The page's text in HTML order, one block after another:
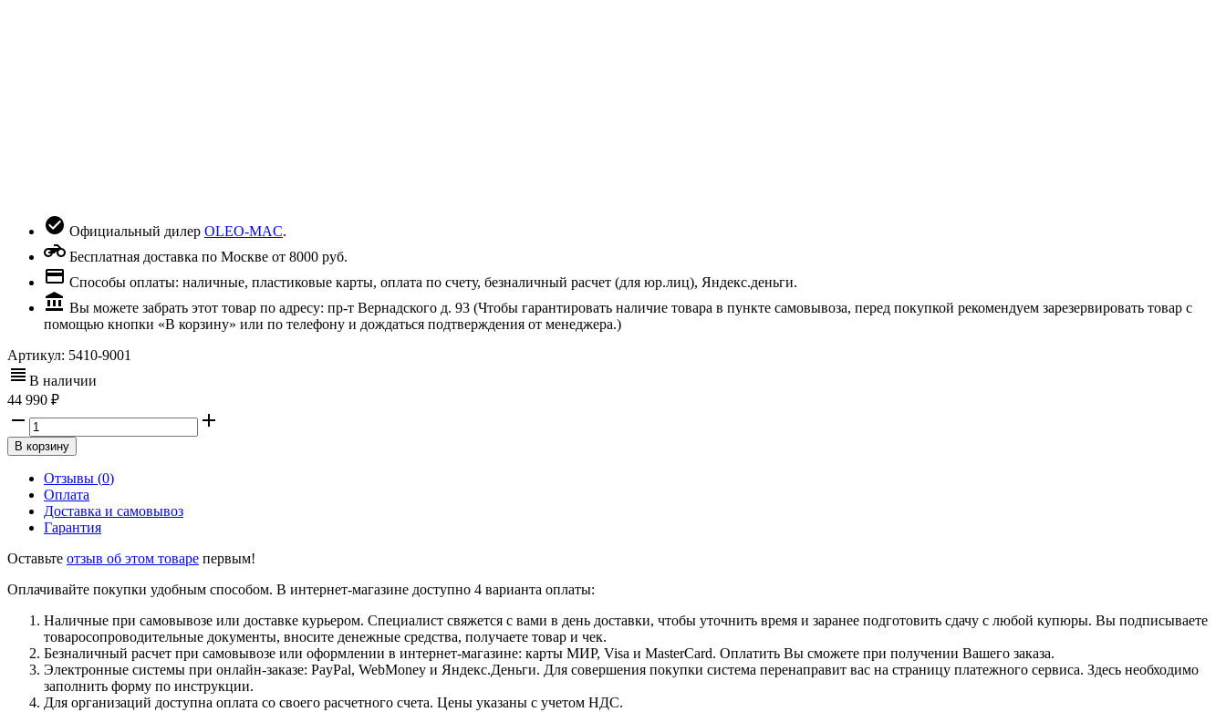
Официальный дилер OLEO-MAC.
Бесплатная доставка по Москве от 8000 руб.
Способы оплаты: наличные, пластиковые карты, оплата по счету, безналичный расчет (для юр.лиц), Яндекс.деньги.
Вы можете забрать этот товар по адресу: пр-т Вернадского д. 93 (Чтобы гарантировать наличие товара в пункте самовывоза, перед покупкой рекомендуем зарезервировать товар с
помощью кнопки «В корзину» или по телефону и дождаться подтверждения от менеджера.)
Артикул: 5410-9001
В наличии
44 990
В корзину
Отзывы (0)
Оплата
Доставка и самовывоз
Гарантия
Оставьте отзыв об этом товаре первым!
Оплачивайте покупки удобным способом. В интернет-магазине доступно 4 варианта оплаты:
Наличные при самовывозе или доставке курьером. Специалист свяжется с вами в день доставки, чтобы уточнить время и заранее подготовить сдачу с любой купюры. Вы подписываете
товаросопроводительные документы, вносите денежные средства, получаете товар и чек.
Безналичный расчет при самовывозе или оформлении в интернет-магазине: карты МИР, Visa и MasterCard. Оплатить Вы сможете при получении Вашего заказа.
Электронные системы при онлайн-заказе: PayPal, WebMoney и Яндекс.Деньги. Для совершения покупки система перенаправит вас на страницу платежного сервиса. Здесь необходимо
заполнить форму по инструкции.
Для организаций доступна оплата со своего расчетного счета. Цены указаны с учетом НДС.